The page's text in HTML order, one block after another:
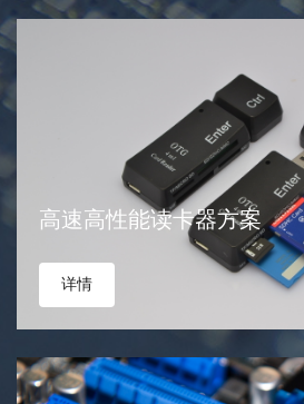
高速高性能读卡器方案
详情